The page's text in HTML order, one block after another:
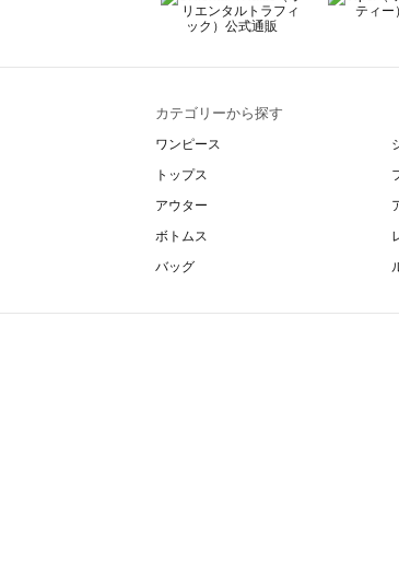
カテゴリーから探す
ワンピース
トップス
アウター
ボトムス
バッグ